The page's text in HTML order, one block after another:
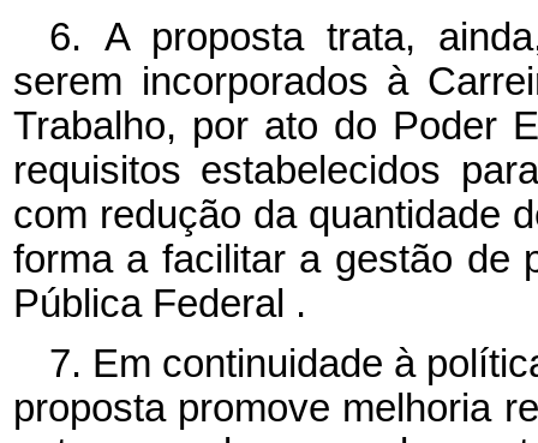
6. A proposta trata,
serem incorporados à
Trabalho, por ato do Poder
requisitos estabelecidos
com redução da quantidade
forma a facilitar a gestão de
Pública Federal .
7. Em continuidade à
proposta promove melhoria